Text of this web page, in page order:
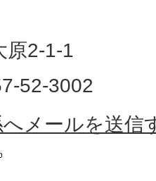
原2-1-1
52-3002
メールを送信